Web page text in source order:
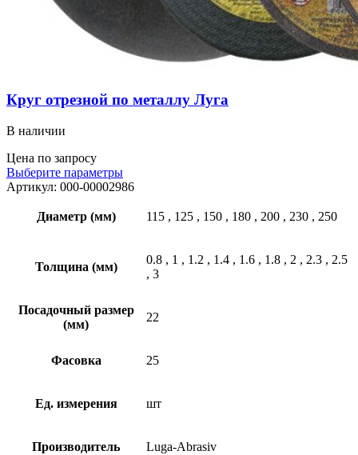
Круг отрезной по металлу Луга
В наличии
Цена по запросу
Выберите параметры
Артикул: 000-00002986
Диаметр (мм) 115 , 125 , 150 , 180 , 200 , 230 , 250
Толщина (мм)
0.8 , 1 , 1.2 , 1.4 , 1.6 , 1.8 , 2 , 2.3 , 2.5
, 3
Посадочный размер
(мм)
22
Фасовка 25
Ед. измерения шт
Производитель Luga-Abrasiv